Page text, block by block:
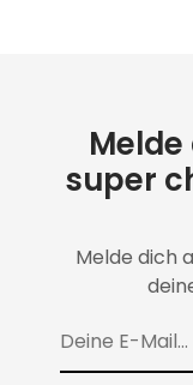
super
Melde dich